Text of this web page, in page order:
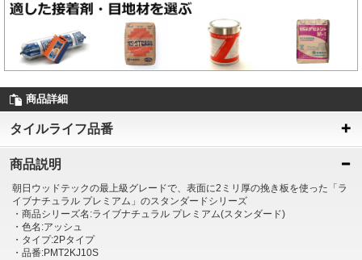
商品詳細
タイルライフ品番
商品説明
朝日ウッドテックの最上級グレードで、表面に2ミリ厚の挽き板を使った「ラ
イブナチュラル プレミアム」のスタンダードシリーズ
・商品シリーズ名:ライブナチュラル プレミアム(スタンダード)
・色名:アッシュ
・タイプ:2Pタイプ
・品番:PMT2KJ10S